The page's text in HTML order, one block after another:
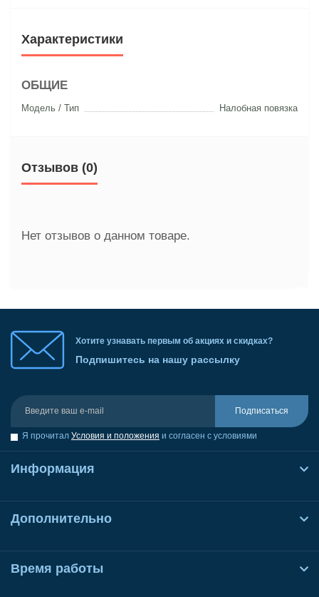
Характеристики
ОБЩИЕ
Модель / Тип Налобная повязка
Отзывов (0)
Нет отзывов о данном товаре.
Хотите узнавать первым об акциях и скидках?
Подпишитесь на нашу рассылку
Подписаться
Я прочитал Условия и положения и согласен с условиями
Информация
Дополнительно
Время работы